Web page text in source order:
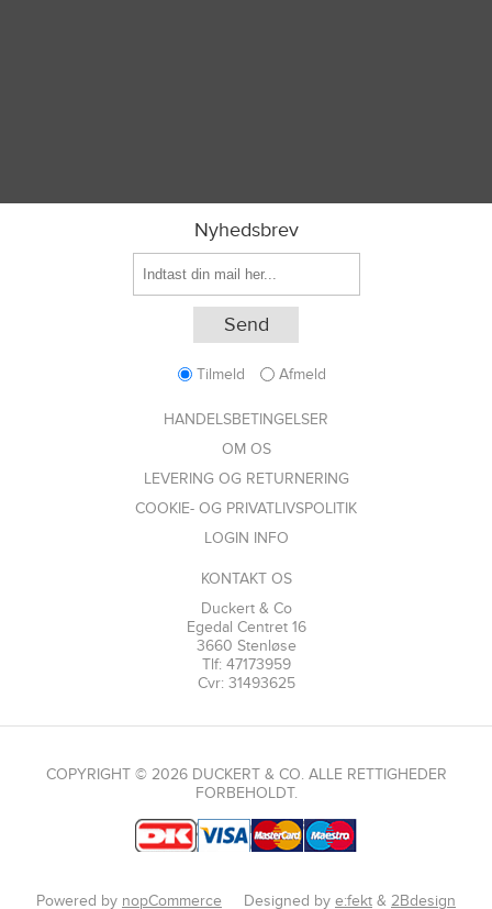
Nyhedsbrev
Tilmeld Afmeld
HANDELSBETINGELSER
OM OS
LEVERING OG RETURNERING
COOKIE- OG PRIVATLIVSPOLITIK
LOGIN INFO
KONTAKT OS
Duckert & Co
Egedal Centret 16
3660 Stenløse
Tlf: 47173959
Cvr: 31493625
COPYRIGHT © 2026 DUCKERT & CO. ALLE RETTIGHEDER
FORBEHOLDT.
Powered by nopCommerce Designed by e:fekt & 2Bdesign